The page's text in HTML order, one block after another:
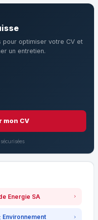
pour optimiser votre CV et
un entretien.
mon CV
Energie SA